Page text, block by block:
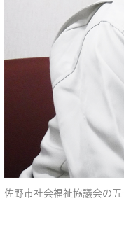
佐野市社会福祉協議会の五